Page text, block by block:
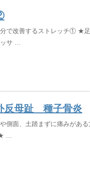
で改善するストレッチ① ★
ッサ …
反母趾 種子骨炎
側面、土踏まずに痛みがあ
★ …